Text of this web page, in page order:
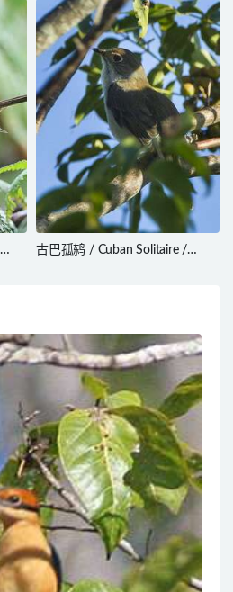
古巴孤鸫 / Cuban Solitaire /